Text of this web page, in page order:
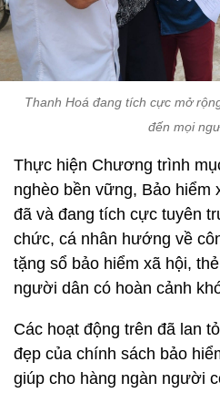
Thanh Hoá đang tích cực mở
đến mọi
Thực hiện Chương trình
nghèo bền vững, Bảo hiểm
đã và đang tích cực tuyên
chức, cá nhân hướng về
tặng sổ bảo hiểm xã hội,
người dân có hoàn cảnh
Các hoạt động trên đã lan
đẹp của chính sách bảo
giúp cho hàng ngàn người